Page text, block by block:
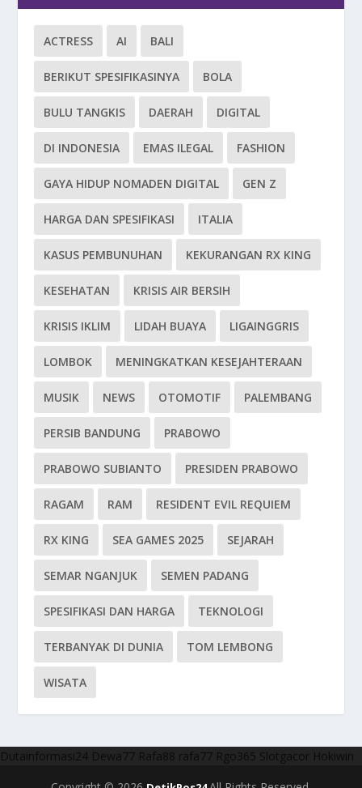
ACTRESS AI BALI
BERIKUT SPESIFIKASINYA BOLA
BULU TANGKIS DAERAH DIGITAL
DI INDONESIA EMAS ILEGAL FASHION
GAYA HIDUP NOMADEN DIGITAL GEN Z
HARGA DAN SPESIFIKASI ITALIA
KASUS PEMBUNUHAN KEKURANGAN RX KING
KESEHATAN KRISIS AIR BERSIH
KRISIS IKLIM LIDAH BUAYA LIGAINGGRIS
LOMBOK MENINGKATKAN KESEJAHTERAAN
MUSIK NEWS OTOMOTIF PALEMBANG
PERSIB BANDUNG PRABOWO
PRABOWO SUBIANTO PRESIDEN PRABOWO
RAGAM RAM RESIDENT EVIL REQUIEM
RX KING SEA GAMES 2025 SEJARAH
SEMAR NGANJUK SEMEN PADANG
SPESIFIKASI DAN HARGA TEKNOLOGI
TERBANYAK DI DUNIA TOM LEMBONG
WISATA
Dutainformasi24 Dewa77 Rafa88 rafa77 Rgo365 Slotgacor Hokiwin